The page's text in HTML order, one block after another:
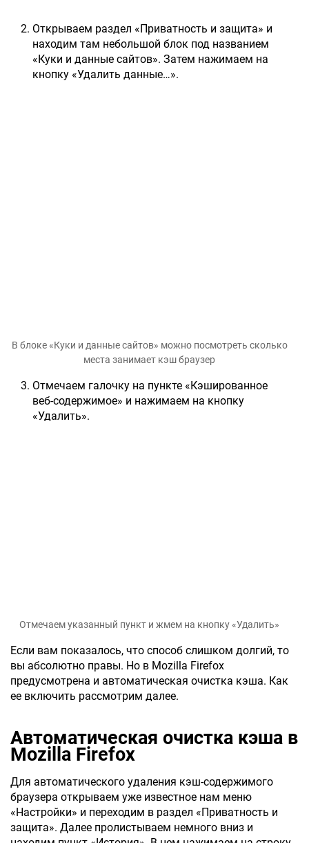
Открываем раздел «Приватность и защита» и
находим там небольшой блок под названием
«Куки и данные сайтов». Затем нажимаем на
кнопку «Удалить данные…».
В блоке «Куки и данные сайтов» можно посмотреть сколько
места занимает кэш браузер
Отмечаем галочку на пункте «Кэшированное
веб-содержимое» и нажимаем на кнопку
«Удалить».
Отмечаем указанный пункт и жмем на кнопку «Удалить»
Если вам показалось, что способ слишком долгий, то
вы абсолютно правы. Но в Mozilla Firefox
предусмотрена и автоматическая очистка кэша. Как
ее включить рассмотрим далее.
Автоматическая очистка кэша в
Mozilla Firefox
Для автоматического удаления кэш-содержимого
браузера открываем уже известное нам меню
«Настройки» и переходим в раздел «Приватность и
защита». Далее пролистываем немного вниз и